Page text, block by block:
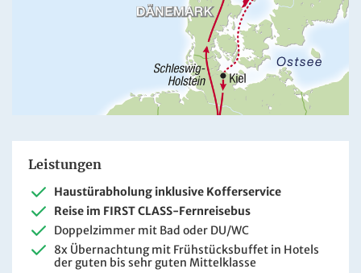
Leistungen
Haustürabholung inklusive Kofferservice
Reise im FIRST CLASS-Fernreisebus
Doppelzimmer mit Bad oder DU/WC
8x Übernachtung mit Frühstücksbuffet in Hotels
der guten bis sehr guten Mittelklasse